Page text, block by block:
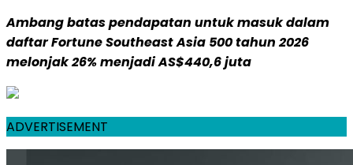
Ambang batas pendapatan untuk masuk dalam
daftar Fortune Southeast Asia 500 tahun 2026
melonjak 26% menjadi AS$440,6 juta
ADVERTISEMENT